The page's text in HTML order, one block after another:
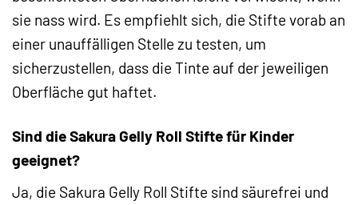
sie nass wird. Es empfiehlt sich, die Stifte vorab an
einer unauffälligen Stelle zu testen, um
sicherzustellen, dass die Tinte auf der jeweiligen
Oberfläche gut haftet.
Sind die Sakura Gelly Roll Stifte für Kinder
geeignet?
Ja, die Sakura Gelly Roll Stifte sind säurefrei und